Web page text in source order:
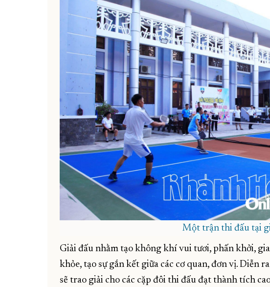
Một trận thi đấu tại
Giải đấu nhằm tạo không khí vui tươi, phấn khởi,
khỏe, tạo sự gắn kết giữa các cơ quan, đơn vị. Diễn
sẽ trao giải cho các cặp đôi thi đấu đạt thành tích